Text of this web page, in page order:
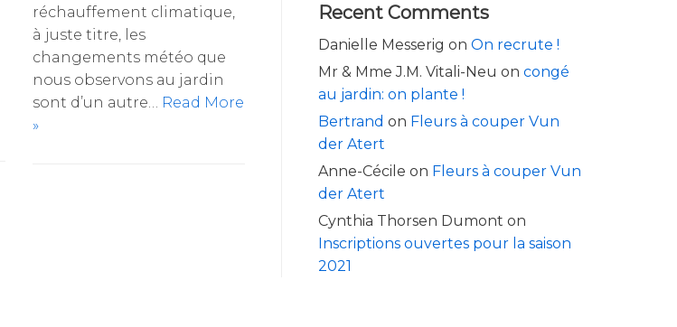
réchauffement climatique,
à juste titre, les
changements météo que
nous observons au jardin
sont d’un autre… Read More
»
Recent Comments
Danielle Messerig on On recrute !
Mr & Mme J.M. Vitali-Neu on congé
au jardin: on plante !
Bertrand on Fleurs à couper Vun
der Atert
Anne-Cécile on Fleurs à couper Vun
der Atert
Cynthia Thorsen Dumont on
Inscriptions ouvertes pour la saison
2021